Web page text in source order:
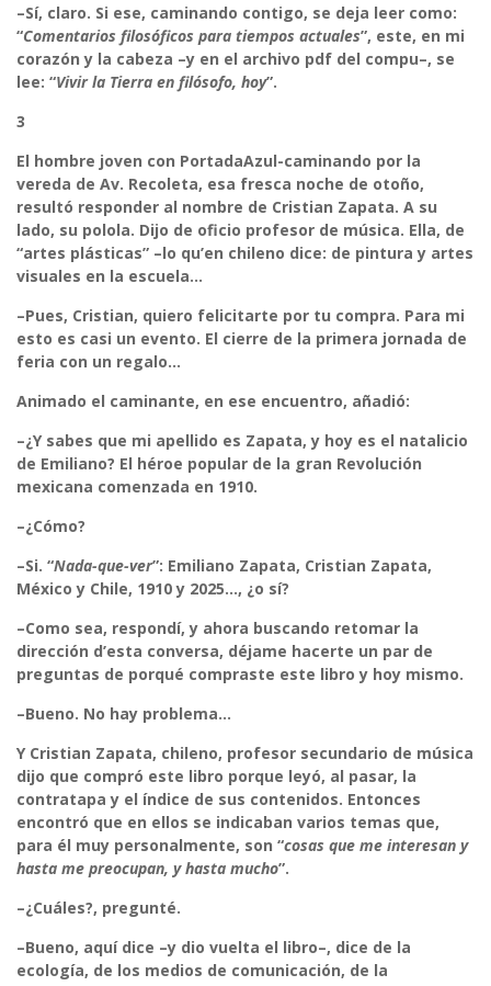
–Sí, claro. Si ese, caminando contigo, se deja leer como:
“Comentarios filosóficos para tiempos actuales”, este, en mi
corazón y la cabeza –y en el archivo pdf del compu–, se
lee: “Vivir la Tierra en filósofo, hoy”.
3
El hombre joven con PortadaAzul-caminando por la
vereda de Av. Recoleta, esa fresca noche de otoño,
resultó responder al nombre de Cristian Zapata. A su
lado, su polola. Dijo de oficio profesor de música. Ella, de
“artes plásticas” –lo qu’en chileno dice: de pintura y artes
visuales en la escuela…
–Pues, Cristian, quiero felicitarte por tu compra. Para mi
esto es casi un evento. El cierre de la primera jornada de
feria con un regalo…
Animado el caminante, en ese encuentro, añadió:
–¿Y sabes que mi apellido es Zapata, y hoy es el natalicio
de Emiliano? El héroe popular de la gran Revolución
mexicana comenzada en 1910.
–¿Cómo?
–Si. “Nada-que-ver”: Emiliano Zapata, Cristian Zapata,
México y Chile, 1910 y 2025…, ¿o sí?
–Como sea, respondí, y ahora buscando retomar la
dirección d’esta conversa, déjame hacerte un par de
preguntas de porqué compraste este libro y hoy mismo.
–Bueno. No hay problema…
Y Cristian Zapata, chileno, profesor secundario de música
dijo que compró este libro porque leyó, al pasar, la
contratapa y el índice de sus contenidos. Entonces
encontró que en ellos se indicaban varios temas que,
para él muy personalmente, son “cosas que me interesan y
hasta me preocupan, y hasta mucho”.
–¿Cuáles?, pregunté.
–Bueno, aquí dice –y dio vuelta el libro–, dice de la
ecología, de los medios de comunicación, de la